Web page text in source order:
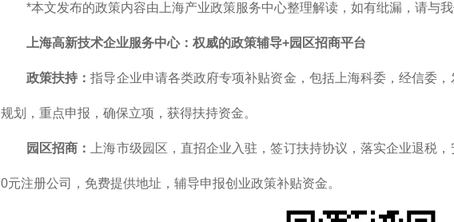
*本文发布的政策内容由上海产业政策服务中心整理解读，如有纰漏，请与我
上海高新技术企业服务中心：权威的政策辅导+园区招商平台
政策扶持：指导企业申请各类政府专项补贴资金，包括上海科委，经信委
规划，重点申报，确保立项，获得扶持资金。
园区招商： 上海市级园区，直招企业入驻，签订扶持协议，落实企业退税
0元注册公司，免费提供地址，辅导申报创业政策补贴资金。